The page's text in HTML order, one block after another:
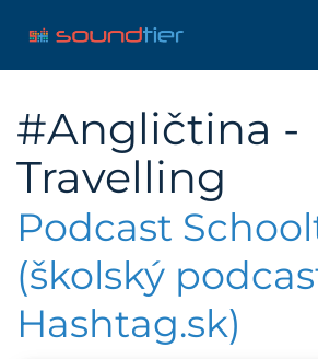
#Angličtina -
Travelling
Podcast
(školský
Hashtag.sk)